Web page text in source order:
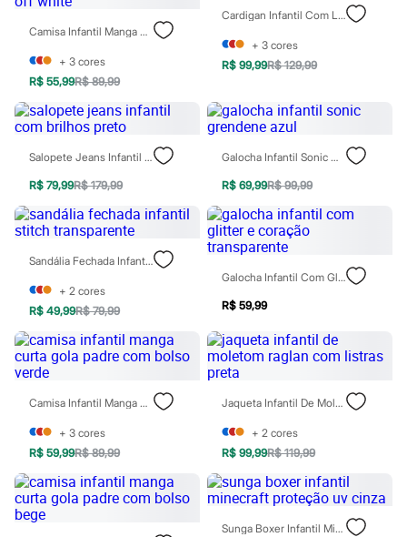
Todos os produtos
Infantil
Arrumadinho para os meninos
Romântico para as meninas
Inverno
Novidades
Roupas menina
0 a 24 meses
1 a 5 anos
4 a 12 anos
10 a 16 anos
Roupas menino
0 a 24 meses
1 a 5 anos
4 a 12 anos
Acessórios
Recém-nascido
Bolsas e Mochilas
Chapéus
Calçados
Botas
Pantufas
Sandálias
Tênis
Diversão
Marcas
Baby Club
Fifteen
Camisa Infantil Manga Curta Gola Padre Com Bolso Off White
+ 3 cores
R$ 55,99R$ 89,99
Cardigan Infantil Com Lurex Prata
+ 3 cores
R$ 99,99R$ 129,99
Salopete Jeans Infantil Com Brilhos Preto
R$ 79,99R$ 179,99
Galocha Infantil Sonic Grendene Azul
R$ 69,99R$ 99,99
Sandália Fechada Infantil Stitch Transparente
+ 2 cores
R$ 49,99R$ 79,99
Galocha Infantil Com Glitter E Coração Transparente
R$ 59,99
Camisa Infantil Manga Curta Gola Padre Com Bolso Verde
+ 3 cores
R$ 59,99R$ 89,99
Jaqueta Infantil De Moletom Raglan Com Listras Preta
+ 2 cores
R$ 99,99R$ 119,99
Sunga Boxer Infantil Minecraft Proteção Uv Cinza